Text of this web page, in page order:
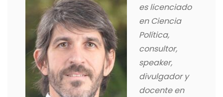
es licenciado
en Ciencia
Política,
consultor,
speaker,
divulgador y
docente en